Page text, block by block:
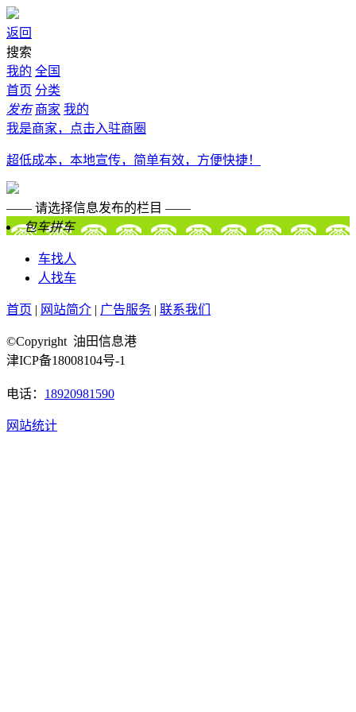
返回
搜索
我的 全国
首页 分类
发布 商家 我的
我是商家，点击入驻商圈
超低成本，本地宣传，简单有效，方便快捷！
—— 请选择信息发布的栏目 ——
包车拼车
车找人
人找车
首页 | 网站简介 | 广告服务 | 联系我们
©Copyright 油田信息港
津ICP备18008104号-1
电话： 18920981590
网站统计